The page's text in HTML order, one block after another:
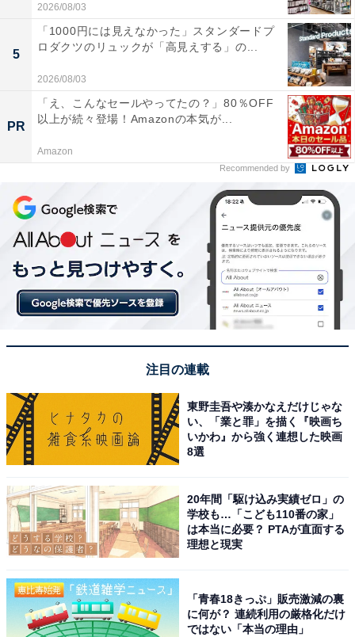
2026/08/03
5
「1000円には見えなかった」スタンダードプ
ロダクツのリュックが「高見えする」の...
2026/08/03
PR
「え、こんなセールやってたの？」80％OFF
以上が続々登場！Amazonの本気が...
Amazon
Recommended by
注目の連載
東野圭吾や湊かなえだけじゃな
い、「業と罪」を描く『映画ち
いかわ』から強く連想した映画
8選
20年間「駆け込み実績ゼロ」の
学校も…「こども110番の家」
は本当に必要？ PTAが直面する
理想と現実
「青春18きっぷ」販売激減の裏
に何が？ 連続利用の厳格化だけ
ではない「本当の理由」